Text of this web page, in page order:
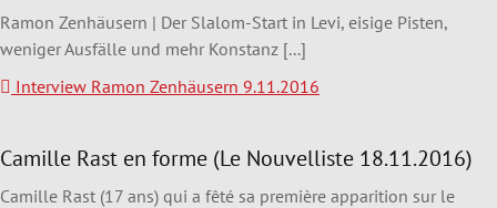
Ramon Zenhäusern | Der Slalom-Start in Levi, eisige Pisten,
weniger Ausfälle und mehr Konstanz [...]
Interview Ramon Zenhäusern 9.11.2016
Camille Rast en forme (Le Nouvelliste 18.11.2016)
Camille Rast (17 ans) qui a fêté sa première apparition sur le